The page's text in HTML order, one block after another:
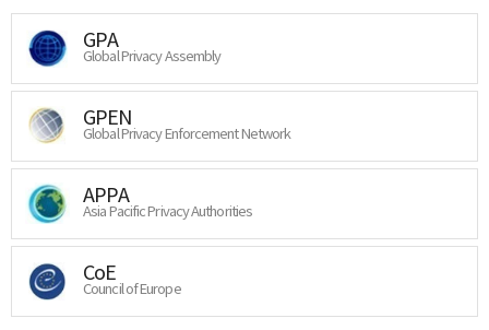
GPA
Global Privacy Assembly
GPEN
Global Privacy Enforcement Network
APPA
Asia Pacific Privacy Authorities
CoE
Council of Europe